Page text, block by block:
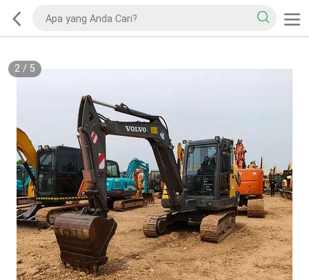
2/ 5